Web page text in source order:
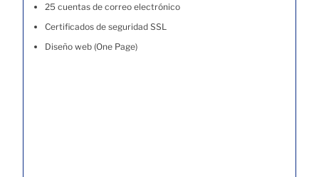
25 cuentas de correo electrónico
Certificados de seguridad SSL
Diseño web (One Page)